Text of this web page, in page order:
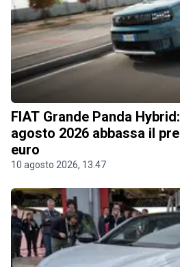
FIAT Grande Panda
agosto 2026 abbassa il
euro
10 agosto 2026, 13.47